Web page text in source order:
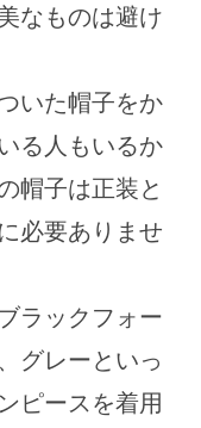
なものは避け
いた帽子をか
る人もいるか
帽子は正装と
必要ありませ
ラックフォー
グレーといっ
ピースを着用